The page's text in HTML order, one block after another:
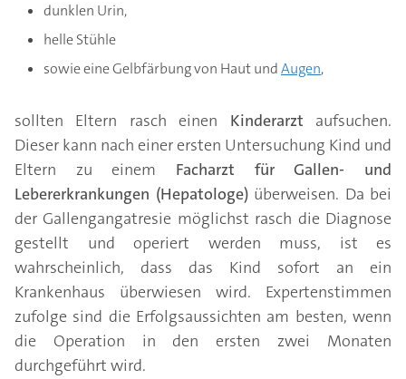
dunklen Urin,
helle Stühle
sowie eine Gelbfärbung von Haut undAugen,
sollten Eltern rasch einen Kinderarzt aufsuchen.
Dieser kann nach einer ersten Untersuchung Kind und
Eltern zu einem Facharzt für Gallen- und
Lebererkrankungen (Hepatologe)überweisen. Da bei
der Gallengangatresie möglichst rasch die Diagnose
gestellt und operiert werden muss, ist es
wahrscheinlich, dass das Kind sofort an ein
Krankenhaus überwiesen wird. Expertenstimmen
zufolge sind die Erfolgsaussichten am besten, wenn
die Operation in den ersten zwei Monaten
durchgeführt wird.